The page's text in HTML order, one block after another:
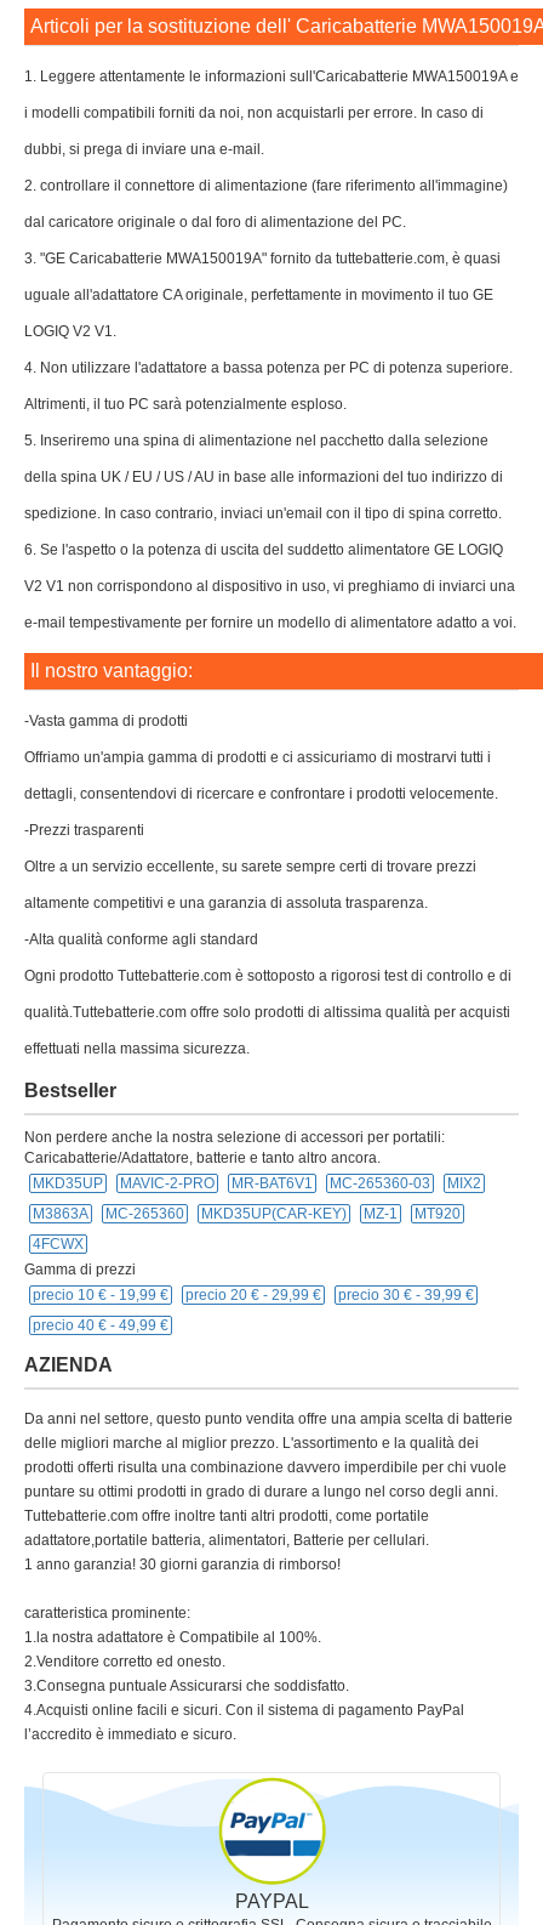
Articoli per la sostituzione dell' Caricabatterie
1. Leggere attentamente le informazioni sull'Caricabatterie MWA150019A e
i modelli compatibili forniti da noi, non acquistarli per errore. In caso di
dubbi, si prega di inviare una e-mail.
2. controllare il connettore di alimentazione (fare riferimento all'immagine)
dal caricatore originale o dal foro di alimentazione del PC.
3. "GE Caricabatterie MWA150019A" fornito da tuttebatterie.com, è quasi
uguale all'adattatore CA originale, perfettamente in movimento il tuo GE
LOGIQ V2 V1.
4. Non utilizzare l'adattatore a bassa potenza per PC di potenza superiore.
Altrimenti, il tuo PC sarà potenzialmente esploso.
5. Inseriremo una spina di alimentazione nel pacchetto dalla selezione
della spina UK / EU / US / AU in base alle informazioni del tuo indirizzo di
spedizione. In caso contrario, inviaci un'email con il tipo di spina corretto.
6. Se l'aspetto o la potenza di uscita del suddetto alimentatore GE LOGIQ
V2 V1 non corrispondono al dispositivo in uso, vi preghiamo di inviarci una
e-mail tempestivamente per fornire un modello di alimentatore adatto a voi.
Il nostro vantaggio:
-Vasta gamma di prodotti
Offriamo un'ampia gamma di prodotti e ci assicuriamo di mostrarvi tutti i
dettagli, consentendovi di ricercare e confrontare i prodotti velocemente.
-Prezzi trasparenti
Oltre a un servizio eccellente, su sarete sempre certi di trovare prezzi
altamente competitivi e una garanzia di assoluta trasparenza.
-Alta qualità conforme agli standard
Ogni prodotto Tuttebatterie.com è sottoposto a rigorosi test di controllo e di
qualità.Tuttebatterie.com offre solo prodotti di altissima qualità per acquisti
effettuati nella massima sicurezza.
Bestseller
Non perdere anche la nostra selezione di accessori per portatili:
Caricabatterie/Adattatore, batterie e tanto altro ancora.
MKD35UP
MAVIC-2-PRO MR-BAT6V1 MC-265360-03
MIX2
M3863A
MC-265360 MKD35UP(CAR-KEY) MZ-1
MT920
4FCWX
Gamma di prezzi
precio 10 € - 19,99 € precio 20 € - 29,99 € precio 30 € - 39,99 €
precio 40 € - 49,99 €
AZIENDA
Da anni nel settore, questo punto vendita offre una ampia scelta di batterie
delle migliori marche al miglior prezzo. L'assortimento e la qualità dei
prodotti offerti risulta una combinazione davvero imperdibile per chi vuole
puntare su ottimi prodotti in grado di durare a lungo nel corso degli anni.
Tuttebatterie.com offre inoltre tanti altri prodotti, come portatile
adattatore,portatile batteria, alimentatori, Batterie per cellulari.
1 anno garanzia! 30 giorni garanzia di rimborso!
caratteristica prominente:
1.la nostra adattatore è Compatibile al 100%.
2.Venditore corretto ed onesto.
3.Consegna puntuale Assicurarsi che soddisfatto.
4.Acquisti online facili e sicuri. Con il sistema di pagamento PayPal
l’accredito è immediato e sicuro.
PAYPAL